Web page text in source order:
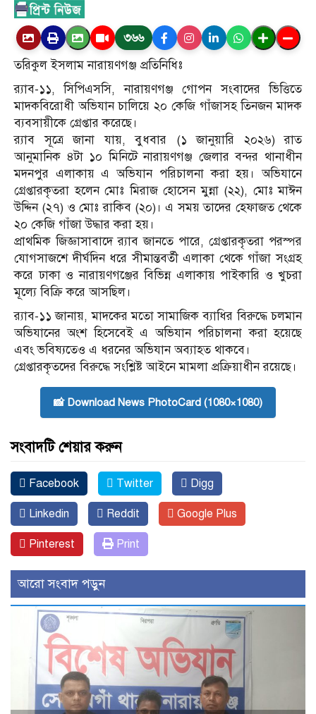
৩৬৬
তরিকুল ইসলাম নারায়ণগঞ্জ প্রতিনিধিঃ
র‍্যাব-১১, সিপিএসসি, নারায়ণগঞ্জ গোপন সংবাদের ভিত্তিতে
মাদকবিরোধী অভিযান চালিয়ে ২০ কেজি গাঁজাসহ তিনজন মাদক
ব্যবসায়ীকে গ্রেপ্তার করেছে।
র‍্যাব সূত্রে জানা যায়, বুধবার (১ জানুয়ারি ২০২৬) রাত
আনুমানিক ৪টা ১০ মিনিটে নারায়ণগঞ্জ জেলার বন্দর থানাধীন
মদনপুর এলাকায় এ অভিযান পরিচালনা করা হয়। অভিযানে
গ্রেপ্তারকৃতরা হলেন মোঃ মিরাজ হোসেন মুন্না (২২), মোঃ মাঈন
উদ্দিন (২৭) ও মোঃ রাকিব (২০)। এ সময় তাদের হেফাজত থেকে
২০ কেজি গাঁজা উদ্ধার করা হয়।
প্রাথমিক জিজ্ঞাসাবাদে র‍্যাব জানতে পারে, গ্রেপ্তারকৃতরা পরস্পর
যোগসাজশে দীর্ঘদিন ধরে সীমান্তবর্তী এলাকা থেকে গাঁজা সংগ্রহ
করে ঢাকা ও নারায়ণগঞ্জের বিভিন্ন এলাকায় পাইকারি ও খুচরা
মূল্যে বিক্রি করে আসছিল।
র‍্যাব-১১ জানায়, মাদকের মতো সামাজিক ব্যাধির বিরুদ্ধে চলমান
অভিযানের অংশ হিসেবেই এ অভিযান পরিচালনা করা হয়েছে
এবং ভবিষ্যতেও এ ধরনের অভিযান অব্যাহত থাকবে।
গ্রেপ্তারকৃতদের বিরুদ্ধে সংশ্লিষ্ট আইনে মামলা প্রক্রিয়াধীন রয়েছে।
📸 Download News PhotoCard (1080×1080)
সংবাদটি শেয়ার করুন
Facebook Twitter Digg
Linkedin Reddit Google Plus
Pinterest Print
আরো সংবাদ পড়ুন